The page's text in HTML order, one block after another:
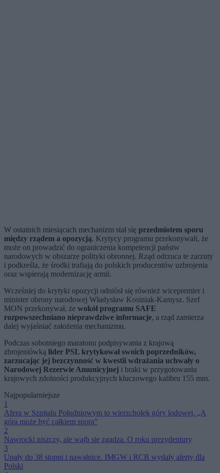
W ostatnich miesiącach mechanizm stał się przedmiotem sporu
między rządem a opozycją. Krytycy programu przekonywali, że
może on prowadzić do ograniczenia kompetencji państw
narodowych w obszarze polityki obronnej. Rząd odrzuca te zarzuty
i podkreśla, że środki trafiają do polskich producentów uzbrojenia
oraz wspierają modernizację armii.
Wcześniej do krytyki opozycji odniósł się również wicepremier i
minister obrony narodowej Władysław Kosiniak-Kamysz. Szef
MON przekonywał, że wokół programu SAFE
rozpowszechniano nieprawdziwe informacje, a rząd zamierza
dalej wyjaśniać założenia mechanizmu.
Podczas sobotniego maratonu podpisywania z krajową
zbrojeniówką lider PSL krytykował swoich poprzedników,
zarzucając jej bezczynność w kwestii wdrażania uchwały o
Narodowej Rezerwie Amunicyjnej i braki w przygotowaniu
krajowych zdolności produkcyjnych kluczowego kalibru 155 mm.
Najpopularniejsze
1
Afera w Szpitalu Południowym to wierzchołek góry lodowej. „A
góra może być całkiem spora”
2
Nawrocki niszczy, ale wajb się zgadza. O roku prezydentury
3
Upały do 38 stopni i nawałnice. IMGW i RCB wydały alerty dla
Polski